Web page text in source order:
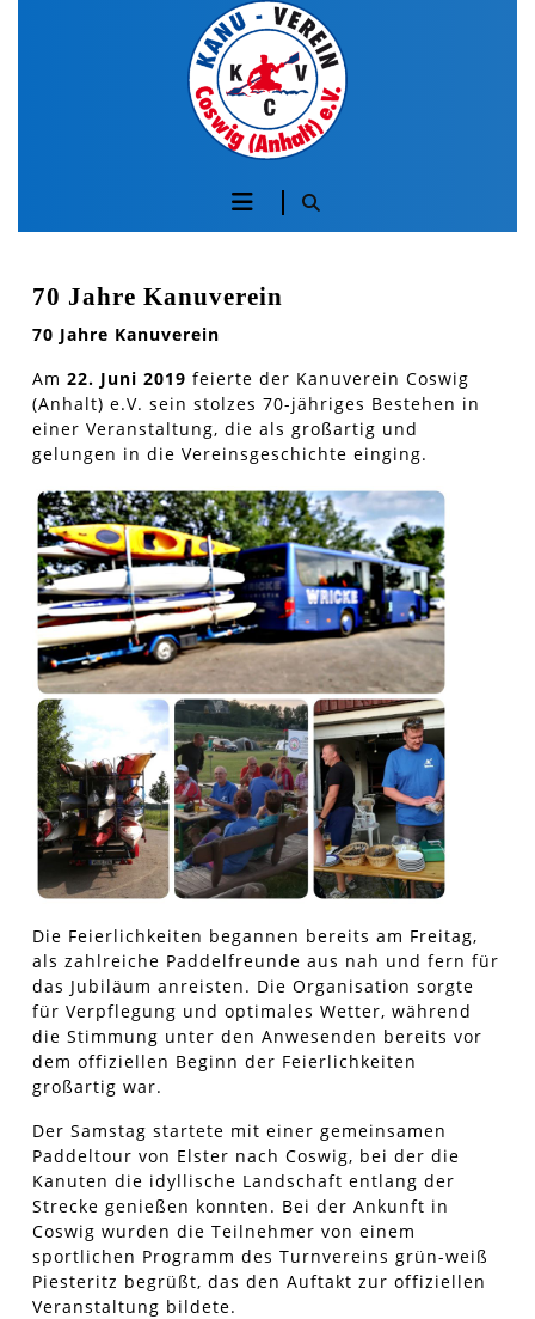
Öffnen
die
Schaltfläche
70 Jahre Kanuverein
70 Jahre Kanuverein
Am 22. Juni 2019 feierte der Kanuverein Coswig
(Anhalt) e.V. sein stolzes 70-jähriges Bestehen in
einer Veranstaltung, die als großartig und
gelungen in die Vereinsgeschichte einging.
Die Feierlichkeiten begannen bereits am Freitag,
als zahlreiche Paddelfreunde aus nah und fern für
das Jubiläum anreisten. Die Organisation sorgte
für Verpflegung und optimales Wetter, während
die Stimmung unter den Anwesenden bereits vor
dem offiziellen Beginn der Feierlichkeiten
großartig war.
Der Samstag startete mit einer gemeinsamen
Paddeltour von Elster nach Coswig, bei der die
Kanuten die idyllische Landschaft entlang der
Strecke genießen konnten. Bei der Ankunft in
Coswig wurden die Teilnehmer von einem
sportlichen Programm des Turnvereins grün-weiß
Piesteritz begrüßt, das den Auftakt zur offiziellen
Veranstaltung bildete.